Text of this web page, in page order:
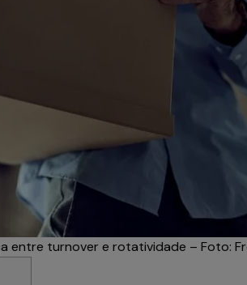
entre turnover e rotatividade – Foto: